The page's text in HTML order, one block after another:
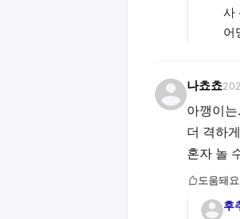
사
어
나쵸쵸
아깽이
더 격하
혼자 놀
도움돼요
후